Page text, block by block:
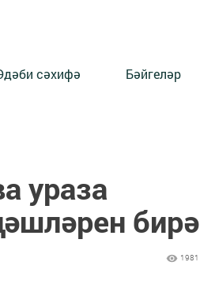
сәхифә Бәйгеләр
ураза
бирә
1981